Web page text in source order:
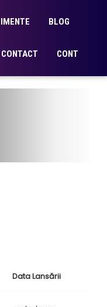
BLOG
CONTACT CONT
Data Lansării